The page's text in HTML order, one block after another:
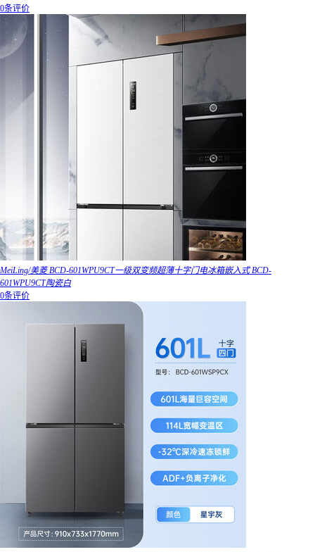
0条评价
MeiLing/美菱 BCD-601WPU9CT一级双变频超薄十字门电冰箱嵌入式 BCD-
601WPU9CT陶瓷白
0条评价